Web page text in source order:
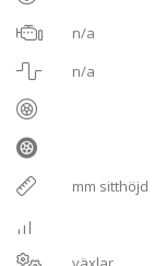
n/a
n/a
mm sitthöjd